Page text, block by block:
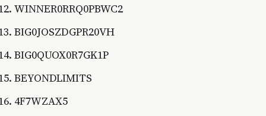
WINNER0RRQ0PBWC2
BIG0JOSZDGPR20VH
BIG0QUOX0R7GK1P
BEYONDLIMITS
4F7WZAX5